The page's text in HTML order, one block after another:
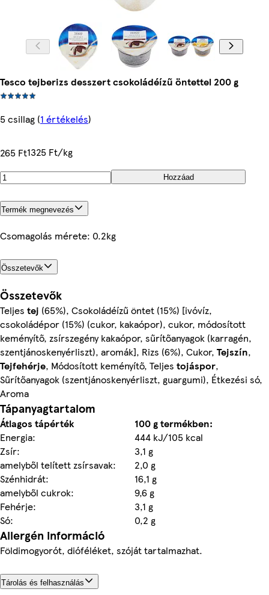
Tesco tejberizs desszert csokoládéízű öntettel 200 g
5 csillag (1 értékelés)
265 Ft1325 Ft/kg
Hozzáad
Termék megnevezés
Csomagolás mérete: 0.2kg
Összetevők
Összetevők
Teljes tej (65%), Csokoládéízű öntet (15%) [ivóvíz,
csokoládépor (15%) (cukor, kakaópor), cukor, módosított
keményítő, zsírszegény kakaópor, sűrítőanyagok (karragén,
szentjánoskenyérliszt), aromák], Rizs (6%), Cukor, Tejszín,
Tejfehérje, Módosított keményítő, Teljes tojáspor,
Sűrítőanyagok (szentjánoskenyérliszt, guargumi), Étkezési só,
Aroma
Tápanyagtartalom
Átlagos tápérték
100 g termékben:
Energia:
444 kJ/105 kcal
Zsír:
3,1 g
amelyből telített zsírsavak:
2,0 g
Szénhidrát:
16,1 g
amelyből cukrok:
9,6 g
Fehérje:
3,1 g
Só:
0,2 g
Allergén információ
Földimogyorót, dióféléket, szóját tartalmazhat.
Tárolás és felhasználás